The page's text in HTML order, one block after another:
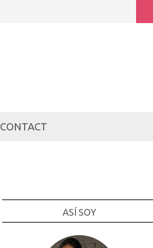
CONTACT
ASÍ SOY